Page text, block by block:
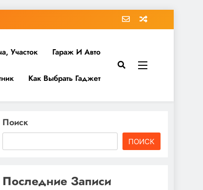
Участок Гараж И Авто
Как Выбрать Гаджет
Поиск
ПОИСК
Последние Записи